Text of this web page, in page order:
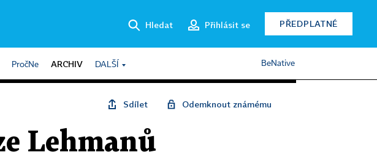
Hledat Přihlásit se PŘEDPLATNÉ
PročNe ARCHIV DALŠÍ BeNative
Sdílet Odemknout známému
Lehmanů